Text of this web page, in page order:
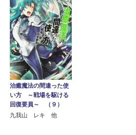
治癒魔法の間違った使
い方 ～戦場を駆ける
回復要員～ （９）
九我山 レキ 他